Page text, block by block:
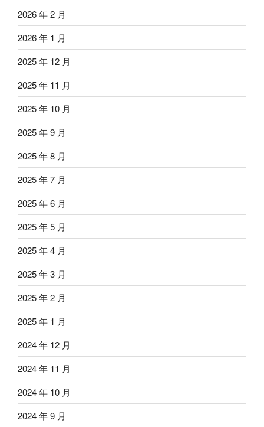
2026 年 2 月
2026 年 1 月
2025 年 12 月
2025 年 11 月
2025 年 10 月
2025 年 9 月
2025 年 8 月
2025 年 7 月
2025 年 6 月
2025 年 5 月
2025 年 4 月
2025 年 3 月
2025 年 2 月
2025 年 1 月
2024 年 12 月
2024 年 11 月
2024 年 10 月
2024 年 9 月